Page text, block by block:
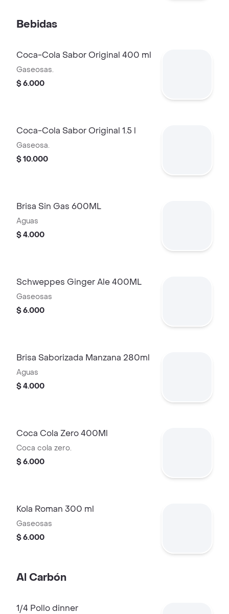
Bebidas
Coca-Cola Sabor Original 400 ml
Gaseosas.
$ 6.000
Coca-Cola Sabor Original 1.5 l
Gaseosa.
$ 10.000
Brisa Sin Gas 600ML
Aguas
$ 4.000
Schweppes Ginger Ale 400ML
Gaseosas
$ 6.000
Brisa Saborizada Manzana 280ml
Aguas
$ 4.000
Coca Cola Zero 400Ml
Coca cola zero.
$ 6.000
Kola Roman 300 ml
Gaseosas
$ 6.000
Al Carbón
1/4 Pollo dinner